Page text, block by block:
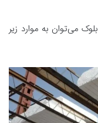
بلوک می‌توان به موارد زیر